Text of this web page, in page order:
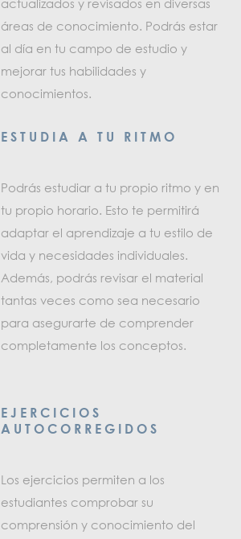
actualizados y revisados en diversas
áreas de conocimiento. Podrás estar
al día en tu campo de estudio y
mejorar tus habilidades y
conocimientos.
ESTUDIA A TU RITMO
Podrás estudiar a tu propio ritmo y en
tu propio horario. Esto te permitirá
adaptar el aprendizaje a tu estilo de
vida y necesidades individuales.
Además, podrás revisar el material
tantas veces como sea necesario
para asegurarte de comprender
completamente los conceptos.
EJERCICIOS
AUTOCORREGIDOS
Los ejercicios permiten a los
estudiantes comprobar su
comprensión y conocimiento del